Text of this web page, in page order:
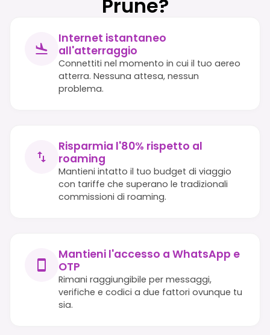
Prune?
Internet istantaneo
all'atterraggio
Connettiti nel momento in cui il tuo aereo
atterra. Nessuna attesa, nessun
problema.
Risparmia l'80% rispetto al
roaming
Mantieni intatto il tuo budget di viaggio
con tariffe che superano le tradizionali
commissioni di roaming.
Mantieni l'accesso a WhatsApp e
OTP
Rimani raggiungibile per messaggi,
verifiche e codici a due fattori ovunque tu
sia.